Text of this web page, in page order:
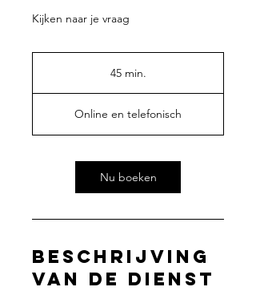
45 min.
i
n
Online en telefonisch
Nu boeken
Beschrijving
van de dienst